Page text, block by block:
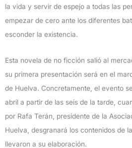
la vida y servir de espejo a todas las
empezar de cero ante los diferentes
esconder la existencia.
Esta novela de no ficción salió al
su primera presentación será en el
de Huelva. Concretamente, el evento
abril a partir de las seis de la tarde,
por Rafa Terán, presidente de la
Huelva, desgranará los contenidos de
llevaron a su elaboración.